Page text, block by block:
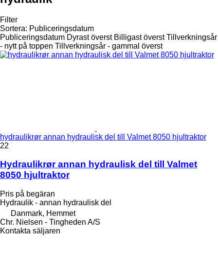
Filter
Sortera: Publiceringsdatum
Publiceringsdatum Dyrast överst Billigast överst Tillverkningsår
- nytt på toppen Tillverkningsår - gammal överst
hydraulikrør annan hydraulisk del till Valmet 8050 hjultraktor
22
Hydraulikrør annan hydraulisk del till Valmet
8050 hjultraktor
Pris på begäran
Hydraulik - annan hydraulisk del
Danmark, Hemmet
Chr. Nielsen - Tingheden A/S
Kontakta säljaren